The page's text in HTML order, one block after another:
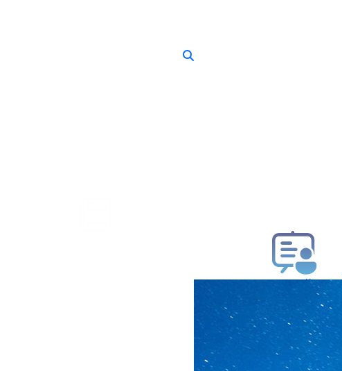
طلب فتوى
استعلام عن فتوى